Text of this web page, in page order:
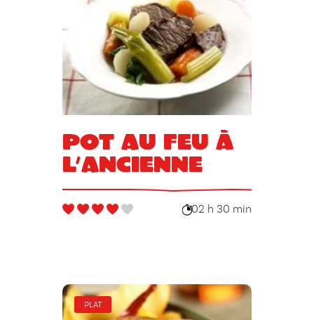
Pot au feu à
l’ancienne
02 h 30 min
PLAT